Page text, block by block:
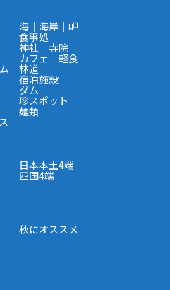
海｜海岸｜岬
食事処
神社｜寺院
カフェ｜軽食
林道
宿泊施設
ダム
珍スポット
麺類
日本本土4端
四国4端
秋にオススメ